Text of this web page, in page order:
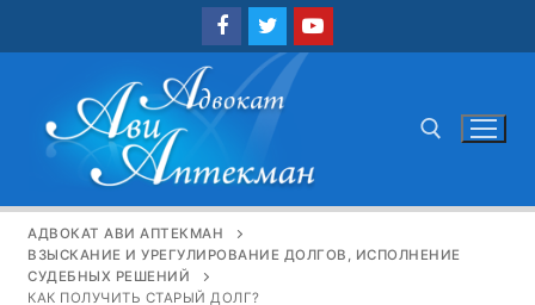
Найти:
АДВОКАТ АВИ АПТЕКМАН
ВЗЫСКАНИЕ И УРЕГУЛИРОВАНИЕ ДОЛГОВ, ИСПОЛНЕНИЕ
СУДЕБНЫХ РЕШЕНИЙ
КАК ПОЛУЧИТЬ СТАРЫЙ ДОЛГ?